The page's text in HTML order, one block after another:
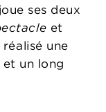
ses deux
et
une
un long